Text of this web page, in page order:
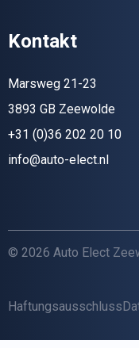
Kontakt
Marsweg 21-23
3893 GB Zeewolde
+31 (0)36 202 20 10
info@auto-elect.nl
© 2026 Auto Elect
Haftungsausschluss